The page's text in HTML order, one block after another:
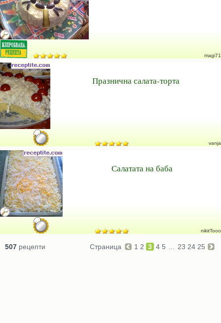
magi71
Празнична салата-торта
vanja
Салатата на баба
nikitTooo
507 рецепти Страница 1 2 3 4 5 23 24 25